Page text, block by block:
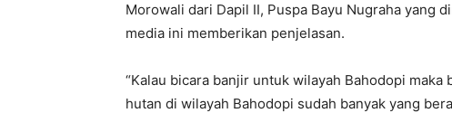
Morowali dari Dapil II, Puspa Bayu Nugraha yang
media ini memberikan penjelasan.
“Kalau bicara banjir untuk wilayah Bahodopi
hutan di wilayah Bahodopi sudah banyak yang